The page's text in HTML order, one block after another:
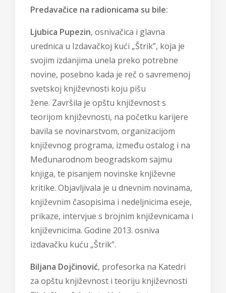
Predavačice na radionicama su bile:
Ljubica Pupezin, osnivačica i glavna
urednica u Izdavačkoj kući „Štrik”, koja je
svojim izdanjima unela preko potrebne
novine, posebno kada je reč o savremenoj
svetskoj književnosti koju pišu
žene. Završila je opštu književnost s
teorijom književnosti, na početku karijere
bavila se novinarstvom, organizacijom
književnog programa, između ostalog i na
Međunarodnom beogradskom sajmu
knjiga, te pisanjem novinske književne
kritike. Objavljivala je u dnevnim novinama,
književnim časopisima i nedeljnicima eseje,
prikaze, intervjue s brojnim književnicama i
književnicima. Godine 2013. osniva
izdavačku kuću „Štrik”.
Biljana Dojčinović, profesorka na Katedri
za opštu književnost i teoriju književnosti